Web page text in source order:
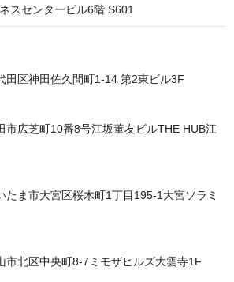
スセンタービル6階 S601
田区神田佐久間町1-14 第2東ビル3F
市広芝町10番8号江坂董友ビルTHE HUB江
たま市大宮区桜木町1丁目195-1大宮ソラミ
市北区中央町8-7ミモザヒルズ大雲寺1F